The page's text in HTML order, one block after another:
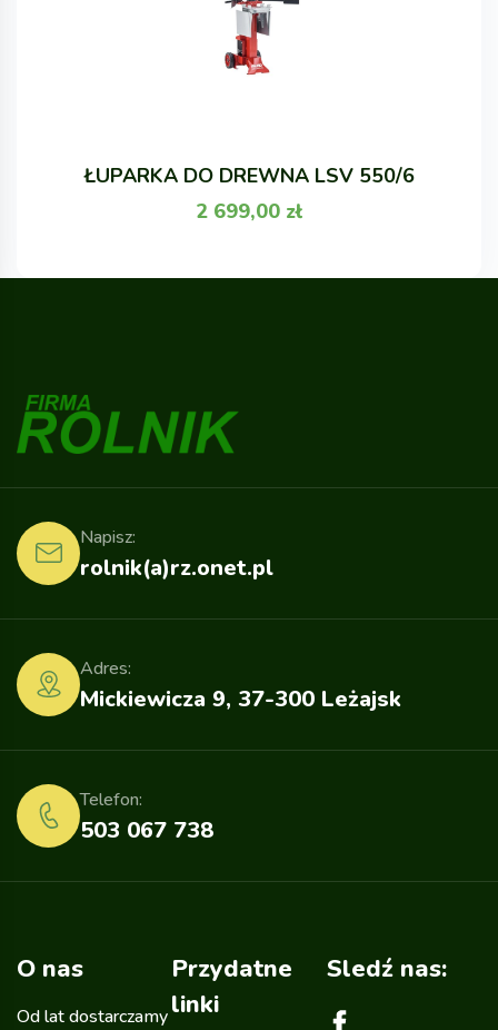
ŁUPARKA DO DREWNA LSV 550/6
2 699,00 zł
rolnik(a)rz.onet.pl
Napisz:
Mickiewicza 9, 37-300 Leżajsk
Adres:
503 067 738
Telefon:
O nas
Od lat dostarczamy
Przydatne
linki
Sledź nas: